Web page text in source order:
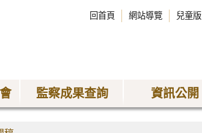
回首頁 網站導覽 兒童版
監察成果查詢 資訊公開